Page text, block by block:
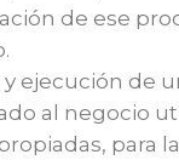
de ese
ejecución de
al negocio
para la